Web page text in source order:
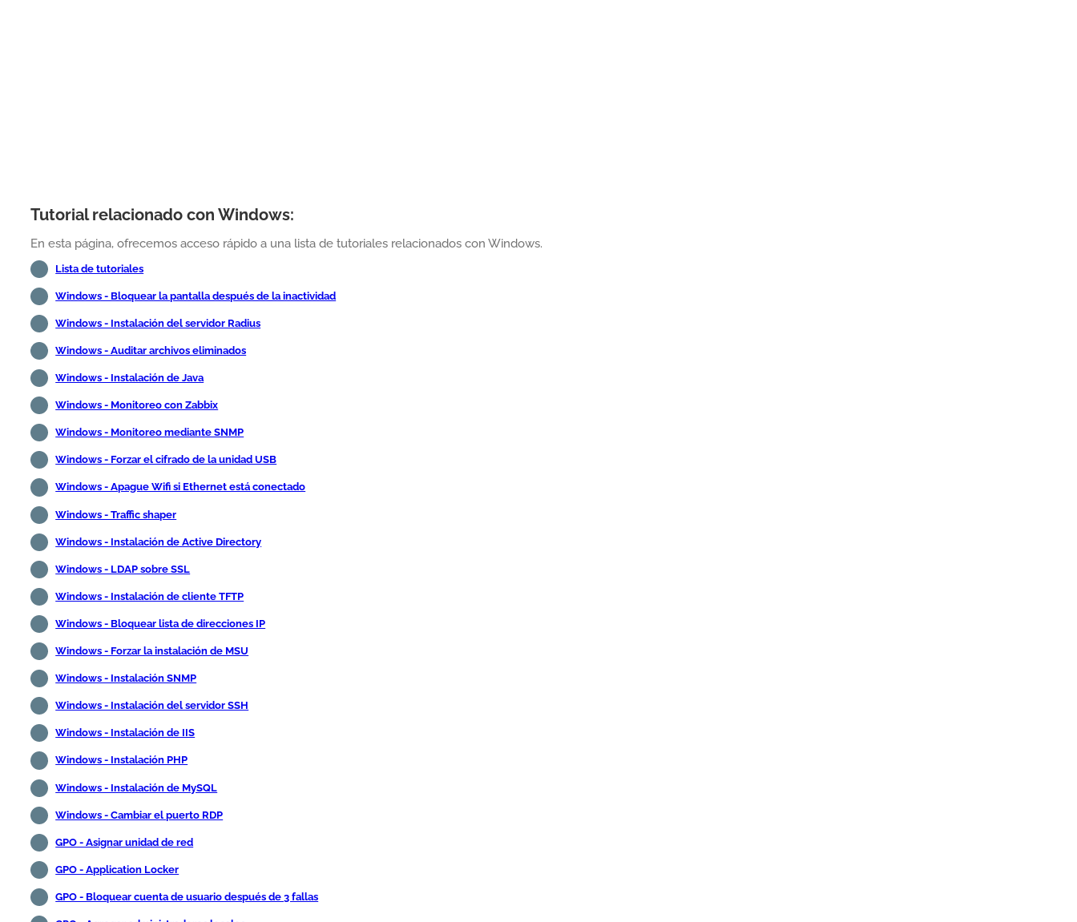
Tutorial relacionado con Windows:
En esta página, ofrecemos acceso rápido a una lista de tutoriales relacionados con Windows.
Lista de tutoriales
Windows - Bloquear la pantalla después de la inactividad
Windows - Instalación del servidor Radius
Windows - Auditar archivos eliminados
Windows - Instalación de Java
Windows - Monitoreo con Zabbix
Windows - Monitoreo mediante SNMP
Windows - Forzar el cifrado de la unidad USB
Windows - Apague Wifi si Ethernet está conectado
Windows - Traffic shaper
Windows - Instalación de Active Directory
Windows - LDAP sobre SSL
Windows - Instalación de cliente TFTP
Windows - Bloquear lista de direcciones IP
Windows - Forzar la instalación de MSU
Windows - Instalación SNMP
Windows - Instalación del servidor SSH
Windows - Instalación de IIS
Windows - Instalación PHP
Windows - Instalación de MySQL
Windows - Cambiar el puerto RDP
GPO - Asignar unidad de red
GPO - Application Locker
GPO - Bloquear cuenta de usuario después de 3 fallas